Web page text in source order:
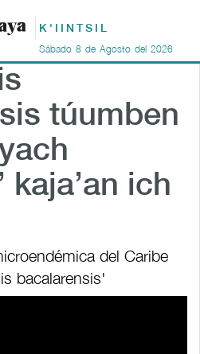
K'IINTSIL
Sábado 8 de Agosto del 2026
túumben
kaja’an ich
del Caribe
bacalarensis'